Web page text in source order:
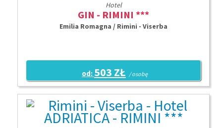
Hotel
GIN - RIMINI ***
Emilia Romagna / Rimini - Viserba
od: 503 ZŁ / osobę